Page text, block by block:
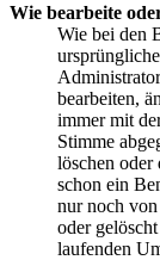
Wie bearbeite
Wie bei den
bearbeiten,
immer mit
Stimme
löschen oder
schon ein
nur noch
oder
laufenden